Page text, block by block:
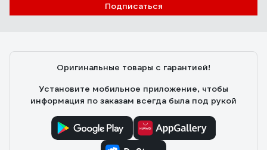
Подписаться
Оригинальные товары с гарантией!
Установите мобильное приложение, чтобы
информация по заказам всегда была под рукой